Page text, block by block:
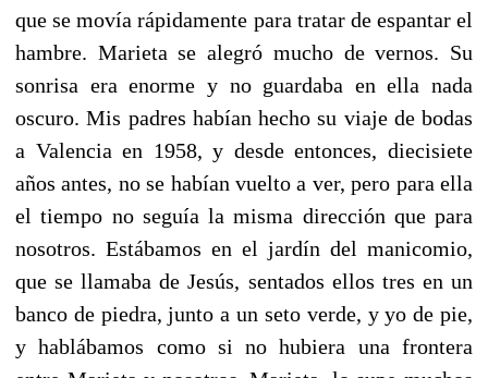
que se movía rápidamente para tratar de espantar el
hambre. Marieta se alegró mucho de vernos. Su
sonrisa era enorme y no guardaba en ella nada
oscuro. Mis padres habían hecho su viaje de bodas
a Valencia en 1958, y desde entonces, diecisiete
años antes, no se habían vuelto a ver, pero para ella
el tiempo no seguía la misma dirección que para
nosotros. Estábamos en el jardín del manicomio,
que se llamaba de Jesús, sentados ellos tres en un
banco de piedra, junto a un seto verde, y yo de pie,
y hablábamos como si no hubiera una frontera